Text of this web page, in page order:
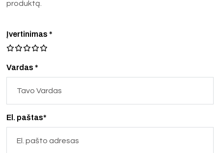
produktą.
Vardas *
El. paštas*
Įvertinimas*